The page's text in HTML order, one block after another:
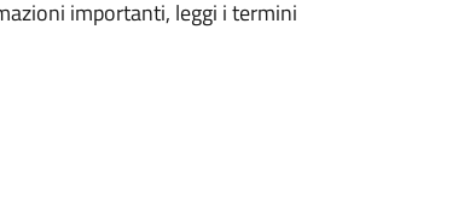
importanti, leggi i termini